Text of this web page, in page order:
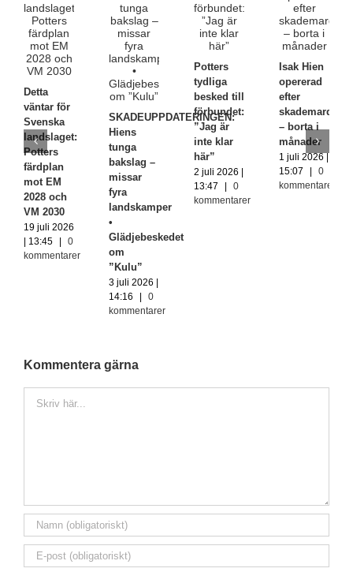
Detta
väntar för
Svenska
landslaget:
Potters
färdplan
mot EM
2028 och
VM 2030
19 juli 2026
| 13:45
0
kommentarer
SKADEUPPDATERINGEN:
Hiens
tunga
bakslag –
missar
fyra
landskamper
•
Glädjebeskedet
om
”Kulu”
3 juli 2026 |
14:16
0
kommentarer
Potters
tydliga
besked till
förbundet:
”Jag är
inte klar
här”
2 juli 2026 |
13:47
0
kommentarer
Isak Hien
opererad
efter
– borta i
månader
1 juli 2026 |
15:07
0
kommentarer
Kommentera gärna